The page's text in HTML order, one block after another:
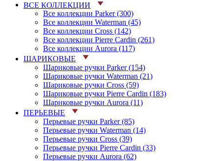
ВСЕ КОЛЛЕКЦИИ
Все коллекции Parker (300)
Все коллекции Waterman (45)
Все коллекции Cross (142)
Все коллекции Pierre Cardin (261)
Все коллекции Aurora (117)
ШАРИКОВЫЕ
Шариковые ручки Parker (154)
Шариковые ручки Waterman (21)
Шариковые ручки Cross (59)
Шариковые ручки Pierre Cardin (183)
Шариковые ручки Aurora (11)
ПЕРЬЕВЫЕ
Перьевые ручки Parker (85)
Перьевые ручки Waterman (14)
Перьевые ручки Cross (39)
Перьевые ручки Pierre Cardin (33)
Перьевые ручки Aurora (62)